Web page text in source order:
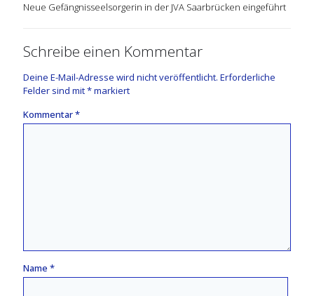
Neue Gefängnisseelsorgerin in der JVA Saarbrücken eingeführt
Schreibe einen Kommentar
Deine E-Mail-Adresse wird nicht veröffentlicht. Erforderliche
Felder sind mit*markiert
Kommentar*
Name *